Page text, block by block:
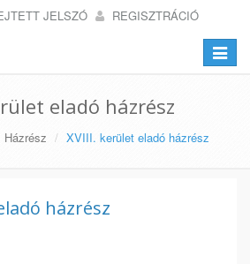
JELSZÓ REGISZTRÁCIÓ
Toggle
eladó házrész
Házrész XVIII. kerület eladó házrész
házrész